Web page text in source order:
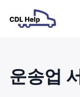
운송업